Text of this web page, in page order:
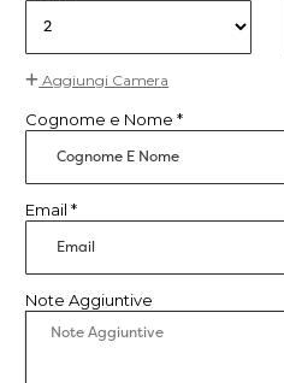
Aggiungi Camera
Cognome e Nome *
Email *
Note Aggiuntive